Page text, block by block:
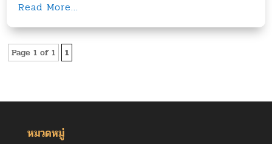
Read More...
Page 1 of 1 1
หมวดหมู่